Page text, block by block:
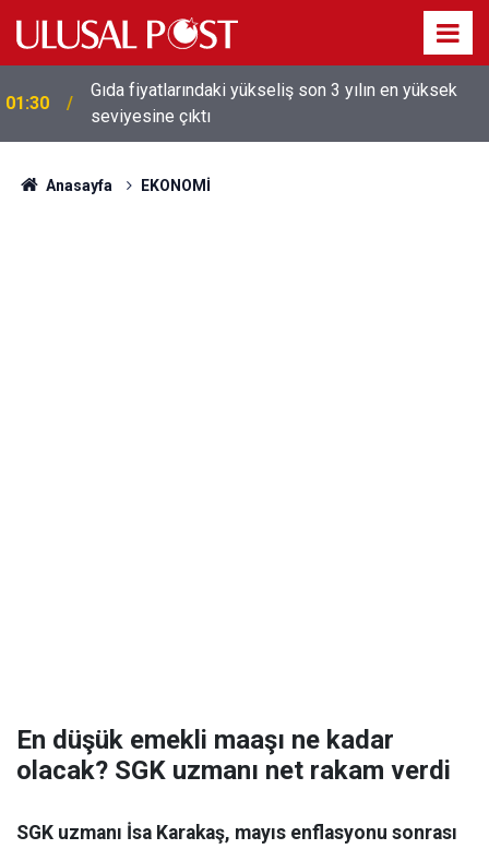
01:26
Galatasaray'dan sekiz kişi hakkında savcılığa suç
duyurusu
Anasayfa EKONOMİ
En düşük emekli maaşı ne kadar
olacak? SGK uzmanı net rakam verdi
SGK uzmanı İsa Karakaş, mayıs enflasyonu sonrası